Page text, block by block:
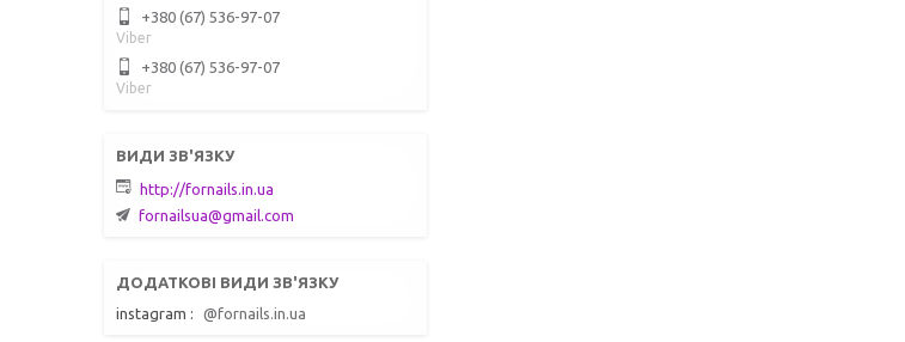
+380 (67) 536-97-07
Viber
+380 (67) 536-97-07
Viber
http://fornails.in.ua
fornailsua@gmail.com
instagram @fornails.in.ua